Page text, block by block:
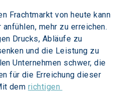
Frachtmarkt von heute kann
mehr zu erreichen.
Drucks, Abläufe zu
und die Leistung zu
Unternehmen schwer, die
für die Erreichung dieser
dem richtigen